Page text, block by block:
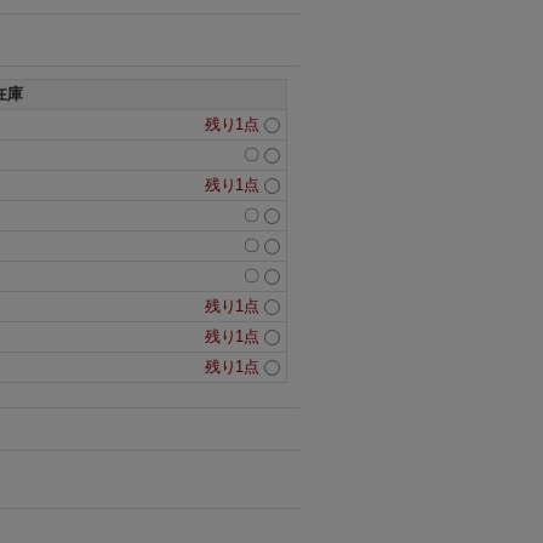
庫
残り1点
〇
残り1点
〇
〇
〇
残り1点
残り1点
残り1点